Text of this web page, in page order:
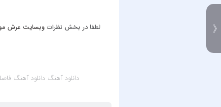
لطفا در بخش نظرات وبسایت عرش
دانلود آهنگ دانلود آهنگ فاصله از